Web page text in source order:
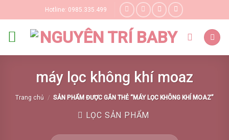
to
content
Hotline: 0985.335.499
máy lọc không khí moaz
Trang chủ / SẢN PHẨM ĐƯỢC GẮN THẺ “MÁY LỌC KHÔNG KHÍ MOAZ”
LỌC SẢN PHẨM